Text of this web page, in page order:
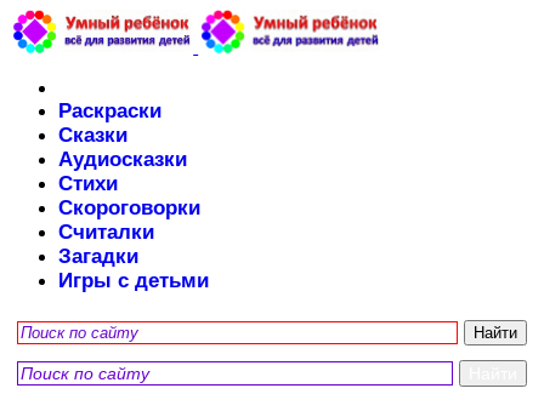
Раскраски
Сказки
Аудиосказки
Стихи
Скороговорки
Считалки
Загадки
Игры с детьми